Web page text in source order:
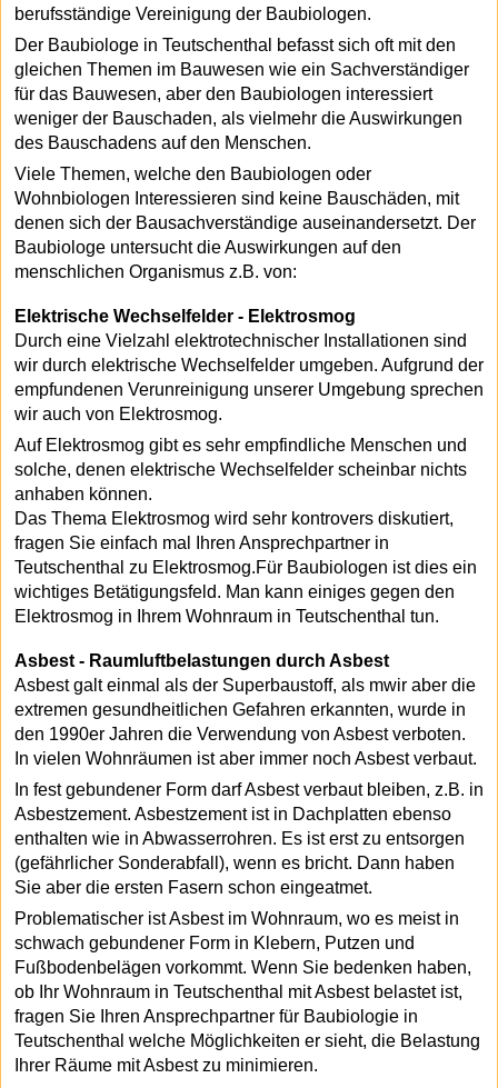
berufsständige Vereinigung der Baubiologen.
Der Baubiologe in Teutschenthal befasst sich oft mit den
gleichen Themen im Bauwesen wie ein Sachverständiger
für das Bauwesen, aber den Baubiologen interessiert
weniger der Bauschaden, als vielmehr die Auswirkungen
des Bauschadens auf den Menschen.
Viele Themen, welche den Baubiologen oder
Wohnbiologen Interessieren sind keine Bauschäden, mit
denen sich der Bausachverständige auseinandersetzt. Der
Baubiologe untersucht die Auswirkungen auf den
menschlichen Organismus z.B. von:
Elektrische Wechselfelder - Elektrosmog
Durch eine Vielzahl elektrotechnischer Installationen sind
wir durch elektrische Wechselfelder umgeben. Aufgrund der
empfundenen Verunreinigung unserer Umgebung sprechen
wir auch von Elektrosmog.
Auf Elektrosmog gibt es sehr empfindliche Menschen und
solche, denen elektrische Wechselfelder scheinbar nichts
anhaben können.
Das Thema Elektrosmog wird sehr kontrovers diskutiert,
fragen Sie einfach mal Ihren Ansprechpartner in
Teutschenthal zu Elektrosmog.Für Baubiologen ist dies ein
wichtiges Betätigungsfeld. Man kann einiges gegen den
Elektrosmog in Ihrem Wohnraum in Teutschenthal tun.
Asbest - Raumluftbelastungen durch Asbest
Asbest galt einmal als der Superbaustoff, als mwir aber die
extremen gesundheitlichen Gefahren erkannten, wurde in
den 1990er Jahren die Verwendung von Asbest verboten.
In vielen Wohnräumen ist aber immer noch Asbest verbaut.
In fest gebundener Form darf Asbest verbaut bleiben, z.B. in
Asbestzement. Asbestzement ist in Dachplatten ebenso
enthalten wie in Abwasserrohren. Es ist erst zu entsorgen
(gefährlicher Sonderabfall), wenn es bricht. Dann haben
Sie aber die ersten Fasern schon eingeatmet.
Problematischer ist Asbest im Wohnraum, wo es meist in
schwach gebundener Form in Klebern, Putzen und
Fußbodenbelägen vorkommt. Wenn Sie bedenken haben,
ob Ihr Wohnraum in Teutschenthal mit Asbest belastet ist,
fragen Sie Ihren Ansprechpartner für Baubiologie in
Teutschenthal welche Möglichkeiten er sieht, die Belastung
Ihrer Räume mit Asbest zu minimieren.